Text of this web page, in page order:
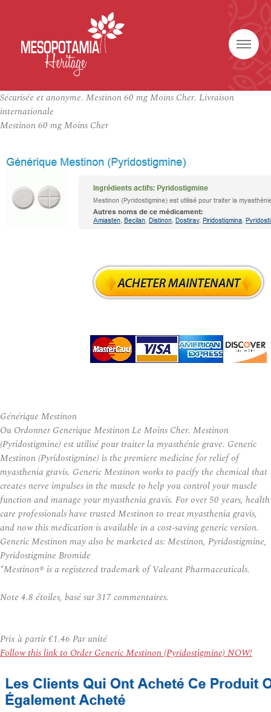
Sécurisée et anonyme. Mestinon 60 mg Moins Cher. Livraison
internationale
Mestinon 60 mg Moins Cher
Générique Mestinon
Ou Ordonner Generique Mestinon Le Moins Cher. Mestinon
(Pyridostigmine) est utilisé pour traiter la myasthénie grave. Generic
Mestinon (Pyridostigmine) is the premiere medicine for relief of
myasthenia gravis. Generic Mestinon works to pacify the chemical that
creates nerve impulses in the muscle to help you control your muscle
function and manage your myasthenia gravis. For over 50 years, health
care professionals have trusted Mestinon to treat myasthenia gravis,
and now this medication is available in a cost-saving generic version.
Generic Mestinon may also be marketed as: Mestinon, Pyridostigmine,
Pyridostigmine Bromide
*Mestinon® is a registered trademark of Valeant Pharmaceuticals.
Note 4.8 étoiles, basé sur317commentaires.
Prix à partir€1.46 Par unité
Follow this link to Order Generic Mestinon (Pyridostigmine) NOW!